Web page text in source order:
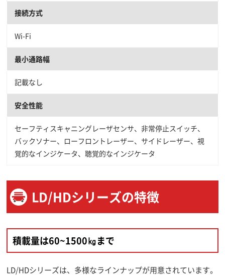
接続方式
Wi-Fi
最小通路幅
記載なし
安全性能
セーフティスキャニングレーザセンサ、非常停止スイッチ、
バックソナー、ローフロントレーザー、サイドレーザー、視
覚的なインジケータ、聴覚的なインジケータ
LD/HDシリーズの特徴
積載量は60~1500㎏まで
LD/HDシリーズは、多様なラインナップが用意されています。